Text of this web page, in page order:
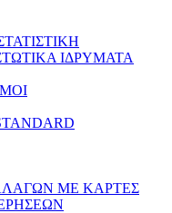
ΙΔΡΥΜΑΤΑ
ΜΕ ΚΑΡΤΕΣ